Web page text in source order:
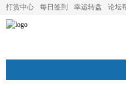
打赏中心 每日签到 幸运转盘 论坛